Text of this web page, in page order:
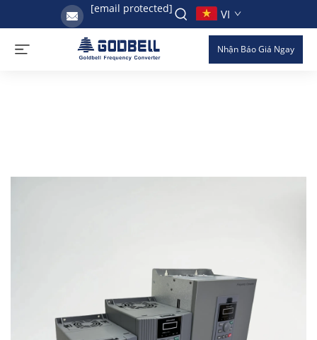
[email protected] VI
Nhận Báo Giá Ngay